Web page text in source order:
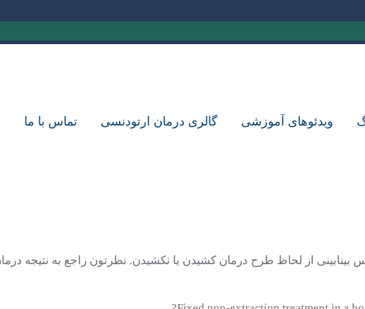
ویدئوهای آموزشی گالری درمان ارتودنسی تماس با ما
از لحاظ طرح درمان کشیدن یا نکشیدن. نظرتون راجع به نتیجه